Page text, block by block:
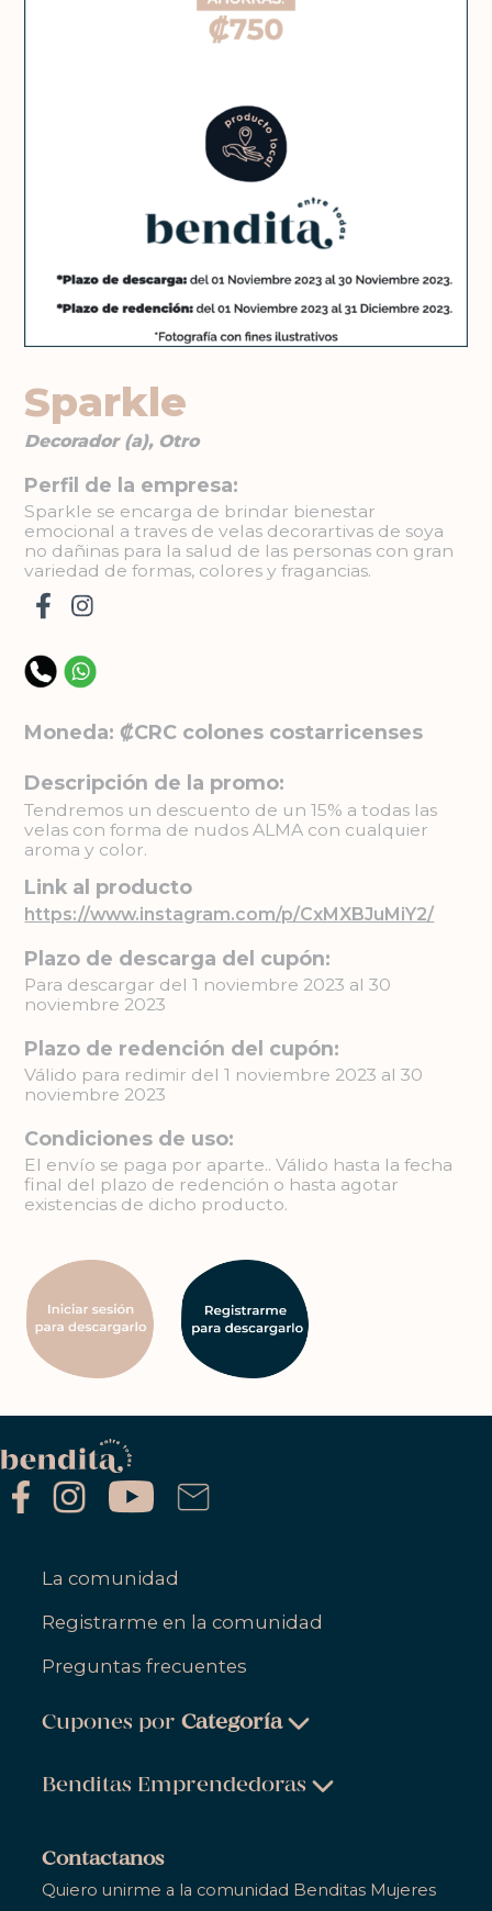
Sparkle
Decorador (a), Otro
Perfil de la empresa:
Sparkle se encarga de brindar bienestar
emocional a traves de velas decorartivas de soya
no dañinas para la salud de las personas con gran
variedad de formas, colores y fragancias.
Moneda: ₡CRC colones costarricenses
Descripción de la promo:
Tendremos un descuento de un 15% a todas las
velas con forma de nudos ALMA con cualquier
aroma y color.
Link al producto
https://www.instagram.com/p/CxMXBJuMiY2/
Plazo de descarga del cupón:
Para descargar del 1 noviembre 2023 al 30
noviembre 2023
Plazo de redención del cupón:
Válido para redimir del 1 noviembre 2023 al 30
noviembre 2023
Condiciones de uso:
El envío se paga por aparte.. Válido hasta la fecha
final del plazo de redención o hasta agotar
existencias de dicho producto.
La comunidad
Registrarme en la comunidad
Preguntas frecuentes
Cupones porCategoría
Salud & Bienestar
Hogar
Benditas Emprendedoras
Contactanos
Quiero unirme a la comunidad Benditas Mujeres